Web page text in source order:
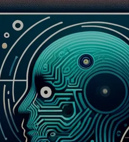
Онас 🇷🇺 Русский